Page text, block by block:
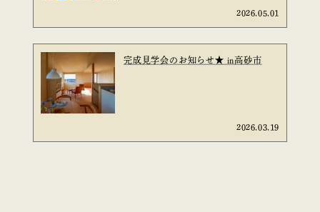
2026.05.01
完成見学会のお知らせ★ in高砂市
2026.03.19